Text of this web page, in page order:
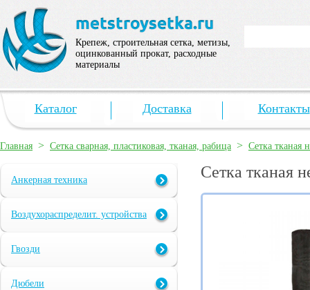
Крепеж, строительная сетка, метизы,
оцинкованный прокат, расходные
материалы
Каталог Доставка Контакты
Главная > Сетка сварная, пластиковая, тканая, рабица > Сетка тканая
Анкерная техника
Воздухораспределит. устройства
Гвозди
Дюбели
Сетка тканая